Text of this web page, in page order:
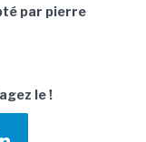
par pierre
le !